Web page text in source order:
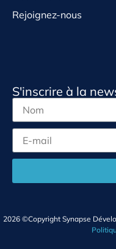
Rejoignez-nous
S'inscrire à la
2026 ©Copyright Synapse